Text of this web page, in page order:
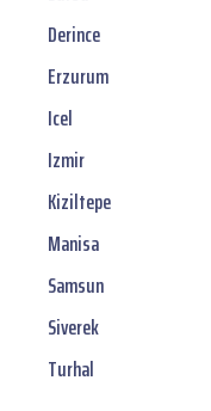
Derince
Erzurum
Icel
Izmir
Kiziltepe
Manisa
Samsun
Siverek
Turhal